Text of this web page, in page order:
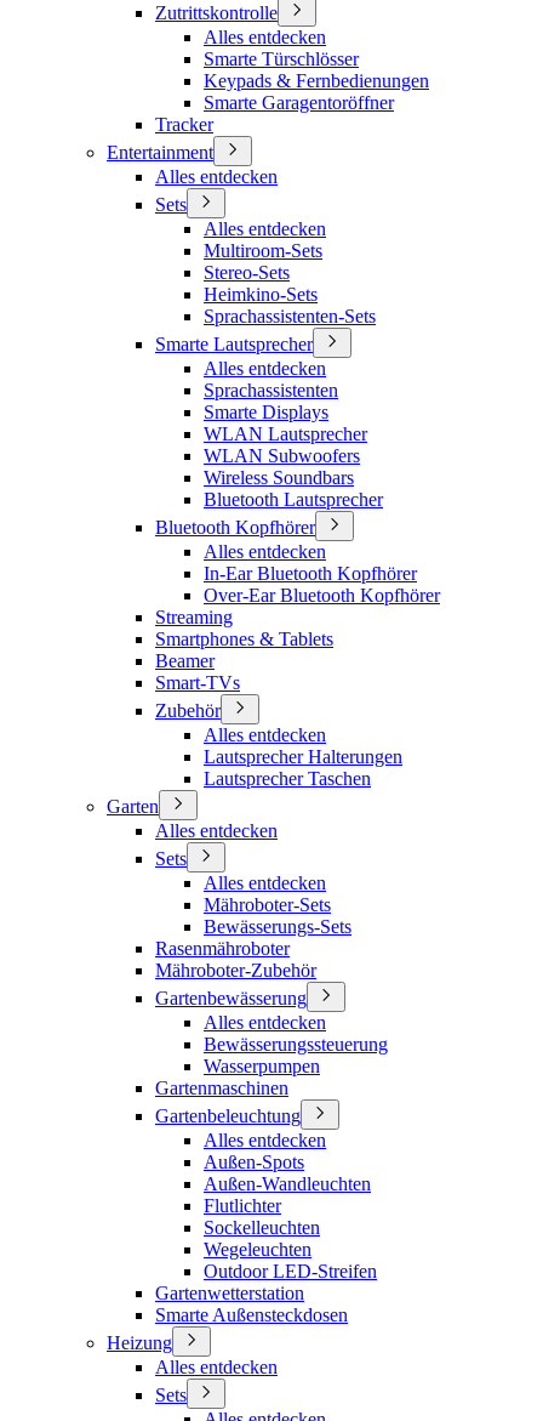
Zutrittskontrolle
Alles entdecken
Smarte Türschlösser
Keypads & Fernbedienungen
Smarte Garagentoröffner
Tracker
Entertainment
Alles entdecken
Sets
Alles entdecken
Multiroom-Sets
Stereo-Sets
Heimkino-Sets
Sprachassistenten-Sets
Smarte Lautsprecher
Alles entdecken
Sprachassistenten
Smarte Displays
WLAN Lautsprecher
WLAN Subwoofers
Wireless Soundbars
Bluetooth Lautsprecher
Bluetooth Kopfhörer
Alles entdecken
In-Ear Bluetooth Kopfhörer
Over-Ear Bluetooth Kopfhörer
Streaming
Smartphones & Tablets
Beamer
Smart-TVs
Zubehör
Alles entdecken
Lautsprecher Halterungen
Lautsprecher Taschen
Garten
Alles entdecken
Sets
Alles entdecken
Mähroboter-Sets
Bewässerungs-Sets
Rasenmähroboter
Mähroboter-Zubehör
Gartenbewässerung
Alles entdecken
Bewässerungssteuerung
Wasserpumpen
Gartenmaschinen
Gartenbeleuchtung
Alles entdecken
Außen-Spots
Außen-Wandleuchten
Flutlichter
Sockelleuchten
Wegeleuchten
Outdoor LED-Streifen
Gartenwetterstation
Smarte Außensteckdosen
Heizung
Alles entdecken
Sets